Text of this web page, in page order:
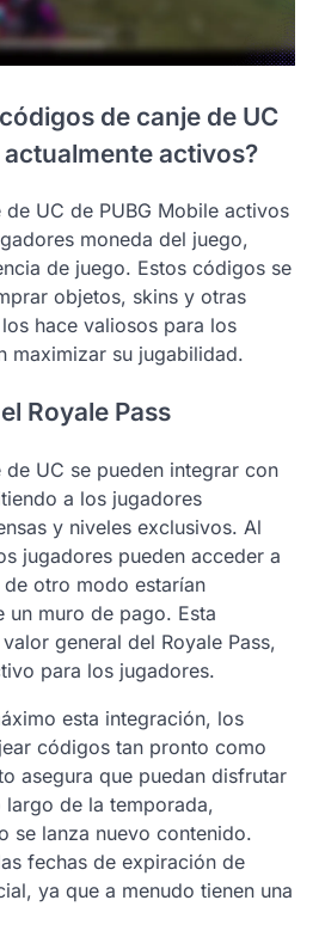
de canje de UC
actualmente activos?
UC de PUBG Mobile activos
moneda del juego,
de juego. Estos códigos se
objetos, skins y otras
hace valiosos para los
maximizar su jugabilidad.
Royale Pass
UC se pueden integrar con
a los jugadores
y niveles exclusivos. Al
jugadores pueden acceder a
otro modo estarían
un muro de pago. Esta
general del Royale Pass,
para los jugadores.
esta integración, los
códigos tan pronto como
asegura que puedan disfrutar
de la temporada,
se lanza nuevo contenido.
fechas de expiración de
ya que a menudo tienen una